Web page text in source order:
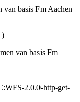
basis Fm Aachen
)
van basis Fm
2.0.0-http-get-